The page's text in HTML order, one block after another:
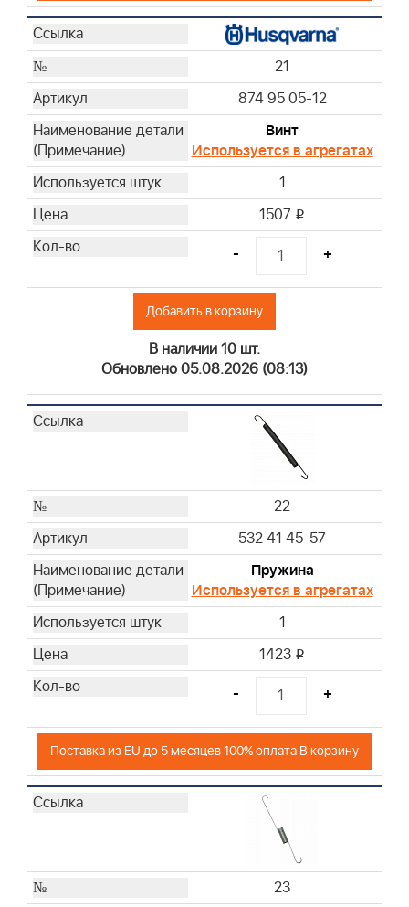
21
874 95 05-12
Винт
Используется в агрегатах
1
1507 i
- +
Добавить в корзину
В наличии 10 шт.
Обновлено 05.08.2026 (08:13)
22
532 41 45-57
Пружина
Используется в агрегатах
1
1423 i
- +
Поставка из EU до 5 месяцев 100% оплата В корзину
23